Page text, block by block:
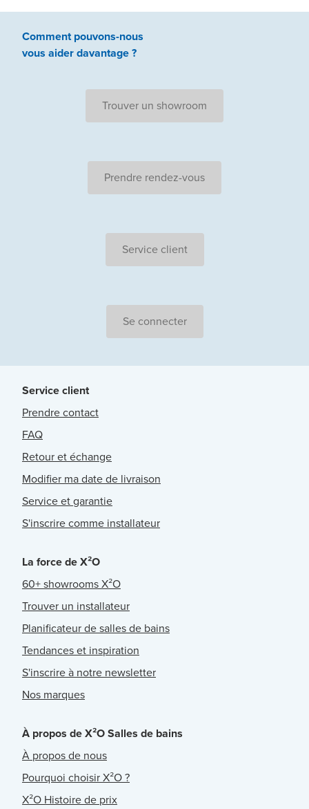
Comment pouvons-nous
vous aiderdavantage ?
Trouver un showroom
Prendre rendez-vous
Service client
Se connecter
Service client
Prendre contact
FAQ
Retour et échange
Modifier ma date de livraison
Service et garantie
S'inscrire comme installateur
La force de X²O
60+ showrooms X²O
Trouver un installateur
Planificateur de salles de bains
Tendances et inspiration
S'inscrire à notre newsletter
Nos marques
À propos de X²O Salles de bains
À propos de nous
Pourquoi choisir X²O ?
X²O Histoire de prix